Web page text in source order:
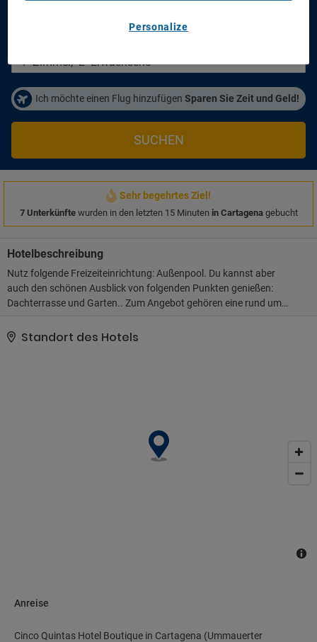
16/08/2026
1 Zimmer,2Erwachsene
Ich möchte einen Flug hinzufügen Sparen Sie Zeit und Geld!
SUCHEN
Sehr begehrtes Ziel!
7 Unterkünftewurden in den letzten 15 Minutenin Cartagenagebucht
Hotelbeschreibung
Nutz folgende Freizeiteinrichtung: Außenpool. Du kannst aber
auch den schönen Ausblick von folgenden Punkten genießen:
Dachterrasse und Garten.. Zum Angebot gehören eine rund um
Wäscherei..
Standort des Hotels
Anreise
Cinco Quintas Hotel Boutique in Cartagena (Ummauerter
Personalize